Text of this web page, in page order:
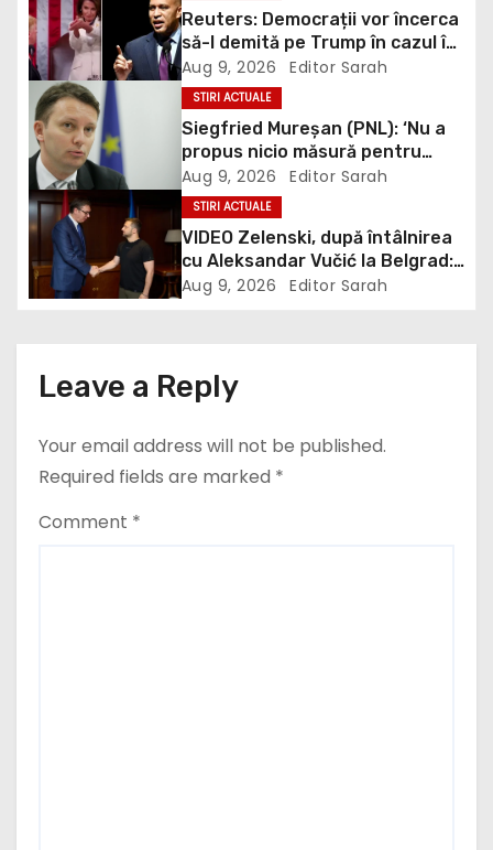
v
i
g
a
t
i
o
Reuters: Democrații vor încerca
să-l demită pe Trump în cazul în
care vor obține majoritatea în
Congres
Aug 9, 2026 Editor Sarah
STIRI ACTUALE
Siegfried Mureșan (PNL): ‘Nu a
propus nicio măsură pentru
depăşirea crizei energetice. Tot
ce vedem la PSD este gălăgie,
circ şi populism alături de AUR’
Aug 9, 2026 Editor Sarah
STIRI ACTUALE
VIDEO Zelenski, după întâlnirea
cu Aleksandar Vučić la Belgrad:
„Înțeleg scepticismul față de UE,
Aug 9, 2026 Editor Sarah
Leave a Reply
Your email address will not be published.
Required fields are marked *
Comment *